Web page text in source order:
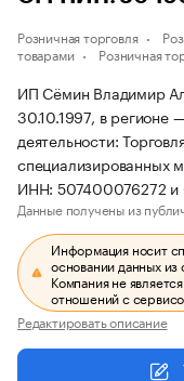
Розничная торговля
товарами
Розничная
ИП Сёмин Владимир
30.10.1997, в регионе
деятельности:
специализированных
ИНН: 507400076272
Данные получены из
Информация носит
основании данных из
Компания не
отношений с
Редактировать описание